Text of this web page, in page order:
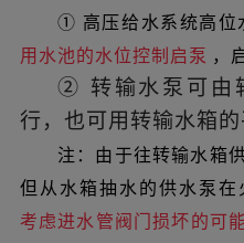
① 高压给水系统高位
用水池的水位控制启泵 ，
② 转输水泵可由
行，也可用转输水箱的
注：由于往转输水箱
但从水箱抽水的供水泵在
考虑进水管阀门损坏的可